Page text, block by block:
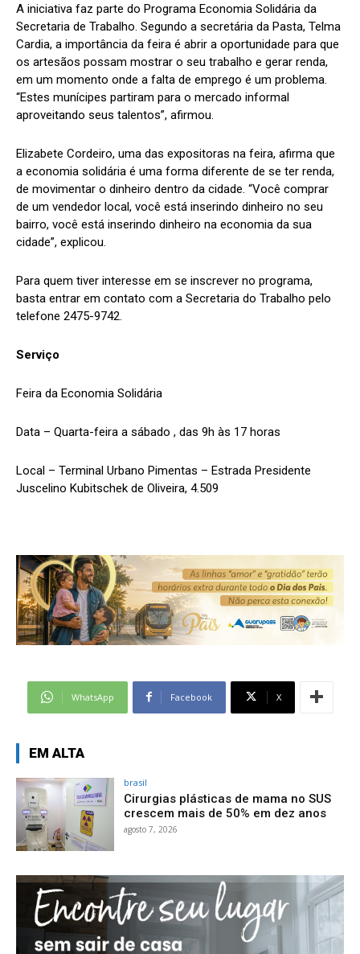
A iniciativa faz parte do Programa Economia Solidária da
Secretaria de Trabalho. Segundo a secretária da Pasta, Telma
Cardia, a importância da feira é abrir a oportunidade para que
os artesãos possam mostrar o seu trabalho e gerar renda,
em um momento onde a falta de emprego é um problema.
“Estes munícipes partiram para o mercado informal
aproveitando seus talentos”, afirmou.
Elizabete Cordeiro, uma das expositoras na feira, afirma que
a economia solidária é uma forma diferente de se ter renda,
de movimentar o dinheiro dentro da cidade. “Você comprar
de um vendedor local, você está inserindo dinheiro no seu
bairro, você está inserindo dinheiro na economia da sua
cidade”, explicou.
Para quem tiver interesse em se inscrever no programa,
basta entrar em contato com a Secretaria do Trabalho pelo
telefone 2475-9742.
Serviço
Feira da Economia Solidária
Data – Quarta-feira a sábado , das 9h às 17 horas
Local – Terminal Urbano Pimentas – Estrada Presidente
Juscelino Kubitschek de Oliveira, 4.509
WhatsApp Facebook X
EM ALTA
brasil
Cirurgias plásticas de mama no SUS
crescem mais de 50% em dez anos
agosto 7, 2026